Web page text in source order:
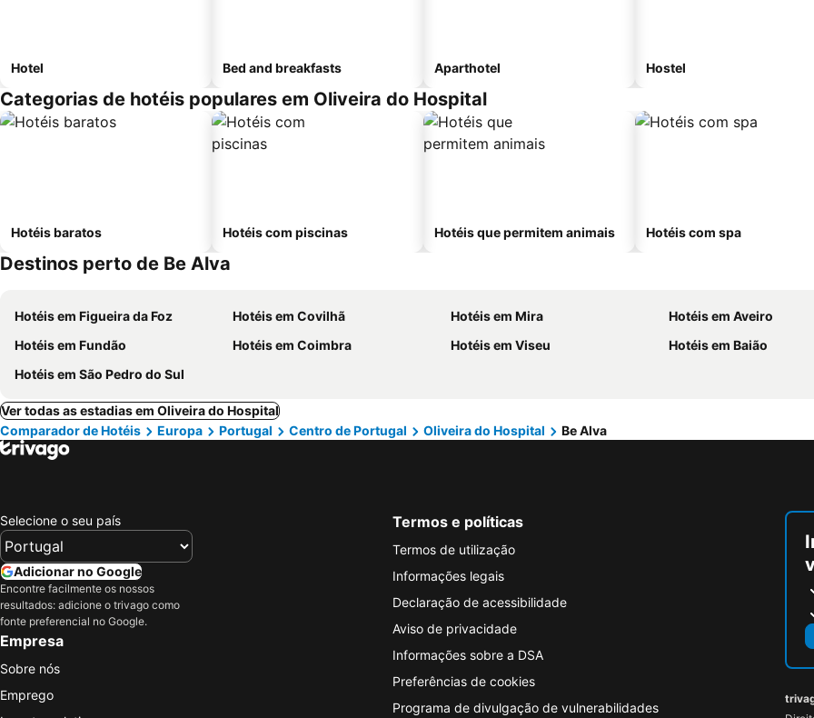
Hotel Bed and breakfasts Aparthotel Hostel
Categorias de hotéis populares em Oliveira do Hospital
Hotéis baratos Hotéis com piscinas Hotéis que permitem animais Hotéis com spa
Destinos perto de Be Alva
Hotéis em Figueira da Foz Hotéis em Covilhã Hotéis em Mira
Hotéis em Aveiro
Hotéis em Fundão
Hotéis em Coimbra Hotéis em Viseu
Hotéis em Baião
Hotéis em São Pedro do Sul
Ver todas as estadias em Oliveira do Hospital
Comparador de Hotéis
Europa Portugal Centro de Portugal Oliveira do Hospital Be Alva
Selecione o seu país
Adicionar no Google
Encontre facilmente os nossos
resultados: adicione o trivago como
fonte preferencial no Google.
Empresa
Sobre nós
Emprego
Termos e políticas
Termos de utilização
Informações legais
Declaração de acessibilidade
Aviso de privacidade
Informações sobre a DSA
Preferências de cookies
Programa de divulgação de vulnerabilidades